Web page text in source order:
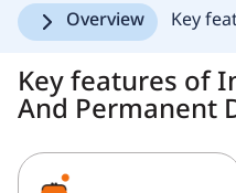
Overview Key
Key features of
And Permanent